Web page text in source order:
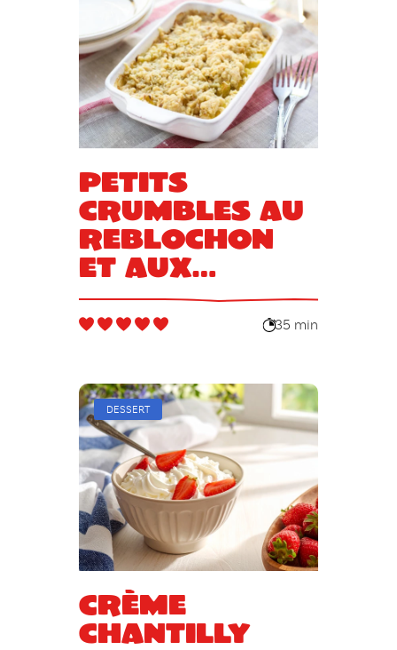
Petits
crumbles au
reblochon
et aux
pommes
35 min
DESSERT
Crème
chantilly